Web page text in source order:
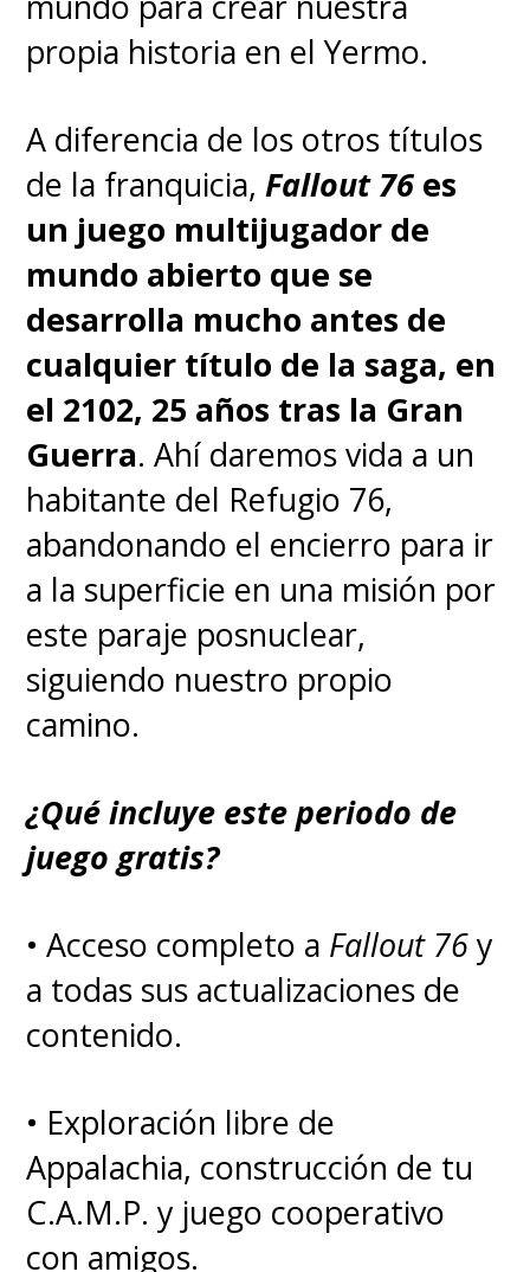
de la historia de "Shinji Ikari"
sin considerar la continuidad de
la serie original ni tampoco lo
que vimos en "Death and
Rebirth" y "The End of
Evangelion", las cuales hoy
podemos encontrar en Netflix.
La serie de "Rebuild of
Evangelion" ha estamos
marcada por los retrasos: la
primera entrega llegó en
septiembre de 2007 y la
segunda se estrenó en junio de
2009, pero la tercera debutó en
noviembre de 2012 y la cuarta
recién pudo ver la luz en marzo
de 2021, más de ocho años
después de la anterior.
El proyecto, que reunió a gran
parte del equipo que trabajo en
la clásica serie, presentó varios
cambios, como una
presentación más rápida de
"Kaworu" y la introducción de
personajes nuevos, como la
popular "Mari". Si bien la
propia historia en el Yermo.
A diferencia de los otros títulos
de la franquicia, Fallout 76 es
un juego multijugador de
mundo abierto que se
desarrolla mucho antes de
cualquier título de la saga, en
el 2102, 25 años tras la Gran
Guerra. Ahí daremos vida a un
habitante del Refugio 76,
abandonando el encierro para ir
a la superficie en una misión por
este paraje posnuclear,
siguiendo nuestro propio
camino.
¿Qué incluye este periodo de
juego gratis?
• Acceso completo a Fallout 76y
a todas sus actualizaciones de
contenido.
• Exploración libre de
Appalachia, construcción de tu
C.A.M.P. y juego cooperativo
con amigos.